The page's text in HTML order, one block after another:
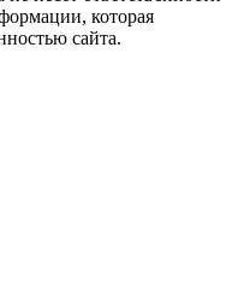
которая
сайта.